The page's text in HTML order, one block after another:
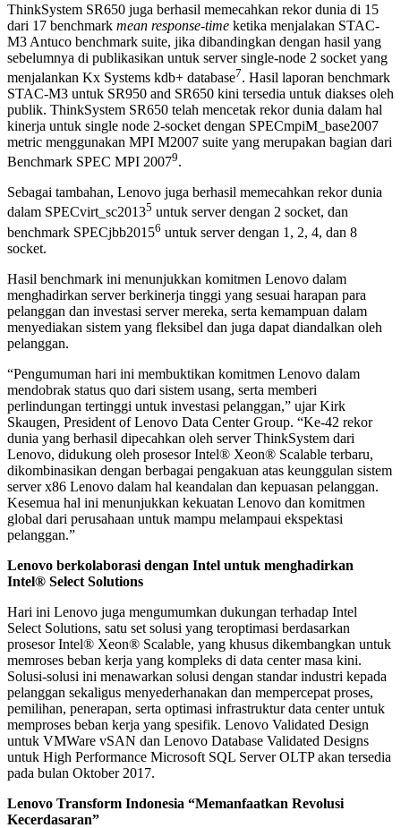
ThinkSystem SR650 juga berhasil memecahkan rekor dunia di 15
dari 17 benchmark mean response-time ketika menjalakan STAC-
M3 Antuco benchmark suite, jika dibandingkan dengan hasil yang
sebelumnya di publikasikan untuk server single-node 2 socket yang
menjalankan Kx Systems kdb+ database7. Hasil laporan benchmark
STAC-M3 untuk SR950 and SR650 kini tersedia untuk diakses oleh
publik. ThinkSystem SR650 telah mencetak rekor dunia dalam hal
kinerja untuk single node 2-socket dengan SPECmpiM_base2007
metric menggunakan MPI M2007 suite yang merupakan bagian dari
Benchmark SPEC MPI 20079.
Sebagai tambahan, Lenovo juga berhasil memecahkan rekor dunia
dalam SPECvirt_sc20135 untuk server dengan 2 socket, dan
benchmark SPECjbb20156 untuk server dengan 1, 2, 4, dan 8
socket.
Hasil benchmark ini menunjukkan komitmen Lenovo dalam
menghadirkan server berkinerja tinggi yang sesuai harapan para
pelanggan dan investasi server mereka, serta kemampuan dalam
menyediakan sistem yang fleksibel dan juga dapat diandalkan oleh
pelanggan.
“Pengumuman hari ini membuktikan komitmen Lenovo dalam
mendobrak status quo dari sistem usang, serta memberi
perlindungan tertinggi untuk investasi pelanggan,” ujar Kirk
Skaugen, President of Lenovo Data Center Group. “Ke-42 rekor
dunia yang berhasil dipecahkan oleh server ThinkSystem dari
Lenovo, didukung oleh prosesor Intel® Xeon® Scalable terbaru,
dikombinasikan dengan berbagai pengakuan atas keunggulan sistem
server x86 Lenovo dalam hal keandalan dan kepuasan pelanggan.
Kesemua hal ini menunjukkan kekuatan Lenovo dan komitmen
global dari perusahaan untuk mampu melampaui ekspektasi
pelanggan.”
Lenovo berkolaborasi dengan Intel untuk menghadirkan
Intel® Select Solutions
Hari ini Lenovo juga mengumumkan dukungan terhadap Intel
Select Solutions, satu set solusi yang teroptimasi berdasarkan
prosesor Intel® Xeon® Scalable, yang khusus dikembangkan untuk
memroses beban kerja yang kompleks di data center masa kini.
Solusi-solusi ini menawarkan solusi dengan standar industri kepada
pelanggan sekaligus menyederhanakan dan mempercepat proses,
pemilihan, penerapan, serta optimasi infrastruktur data center untuk
memproses beban kerja yang spesifik. Lenovo Validated Design
untuk VMWare vSAN dan Lenovo Database Validated Designs
untuk High Performance Microsoft SQL Server OLTP akan tersedia
pada bulan Oktober 2017.
Lenovo Transform Indonesia “Memanfaatkan Revolusi
Kecerdasaran”